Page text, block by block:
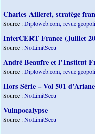
Charles Ailleret, stratège
Source :Diploweb.com, revue
InterCERT France (Juillet
Source :NoLimitSecu
André Beaufre et l’Institut
Source :Diploweb.com, revue
Hors Série – Vol 501
Source :NoLimitSecu
Vulnpocalypse
Source :NoLimitSecu